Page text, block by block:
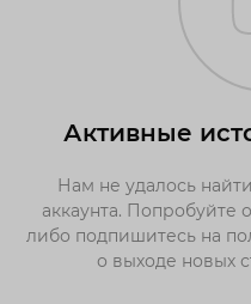
Активные
Нам не удалось
аккаунта. Попробуйте
либо подпишитесь на
о выходе новых